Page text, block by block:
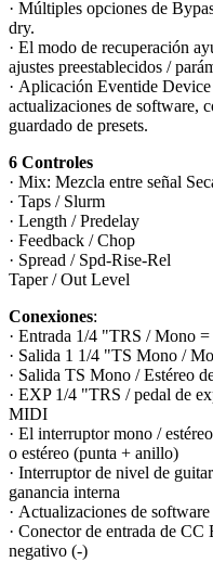
· Múltiples opciones de
dry.
· El modo de recuperación
ajustes preestablecidos /
· Aplicación Eventide
actualizaciones de software,
guardado de presets.
6 Controles
· Mix: Mezcla entre señal
· Taps / Slurm
· Length / Predelay
· Feedback / Chop
· Spread / Spd-Rise-Rel
Taper / Out Level
Conexiones:
· Entrada 1/4 "TRS / Mono
· Salida 1 1/4 "TS Mono /
· Salida TS Mono / Estéreo
· EXP 1/4 "TRS / pedal de
MIDI
· El interruptor mono /
o estéreo (punta + anillo)
· Interruptor de nivel de
ganancia interna
· Actualizaciones de
· Conector de entrada de
negativo (-)